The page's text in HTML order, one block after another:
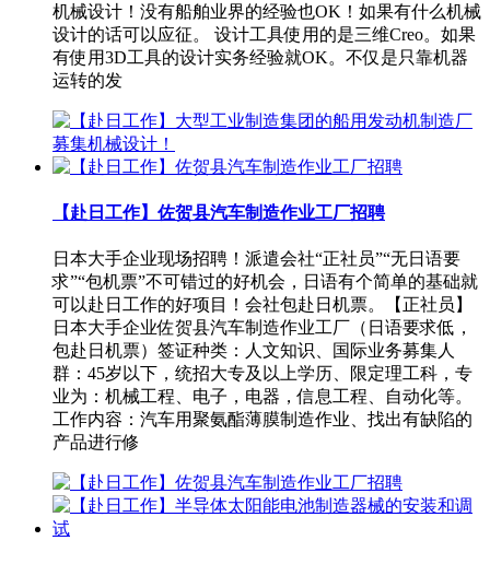
机械设计！没有船舶业界的经验也OK！如果有什么机械
设计的话可以应征。 设计工具使用的是三维Creo。如果
有使用3D工具的设计实务经验就OK。不仅是只靠机器
运转的发
【赴日工作】佐贺县汽车制造作业工厂招聘
日本大手企业现场招聘！派遣会社“正社员”“无日语要
求”“包机票”不可错过的好机会，日语有个简单的基础就
可以赴日工作的好项目！会社包赴日机票。【正社员】
日本大手企业佐贺县汽车制造作业工厂（日语要求低，
包赴日机票）签证种类：人文知识、国际业务募集人
群：45岁以下，统招大专及以上学历、限定理工科，专
业为：机械工程、电子，电器，信息工程、自动化等。
工作内容：汽车用聚氨酯薄膜制造作业、找出有缺陷的
产品进行修